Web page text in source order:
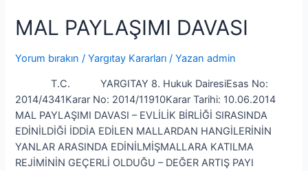
MAL PAYLAŞIMI DAVASI
Yorum bırakın /Yargıtay Kararları / Yazan admin
T.C. YARGITAY 8. Hukuk DairesiEsas No:
2014/4341Karar No: 2014/11910Karar Tarihi: 10.06.2014
MAL PAYLAŞIMI DAVASI – EVLİLİK BİRLİĞİ SIRASINDA
EDİNİLDİĞİ İDDİA EDİLEN MALLARDAN HANGİLERİNİN
YANLAR ARASINDA EDİNİLMİŞMALLARA KATILMA
REJİMİNİN GEÇERLİ OLDUĞU – DEĞER ARTIŞ PAYI